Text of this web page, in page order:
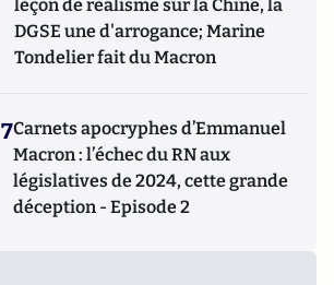
leçon de réalisme sur la Chine, la
DGSE une d'arrogance; Marine
Tondelier fait du Macron
7Carnets apocryphes d’Emmanuel
Macron : l’échec du RN aux
législatives de 2024, cette grande
déception - Episode 2